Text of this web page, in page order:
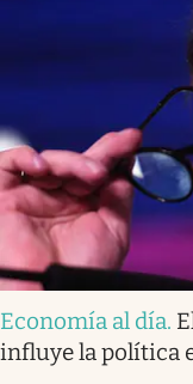
Economía al día.
influye la política